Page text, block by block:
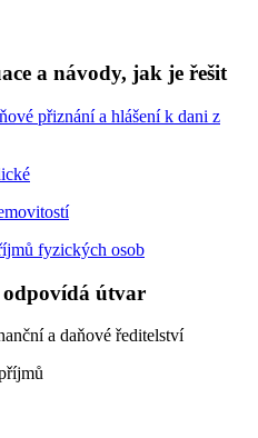
a návody, jak je řešit
přiznání a hlášení k dani z
fyzických osob
útvar
a daňové ředitelství